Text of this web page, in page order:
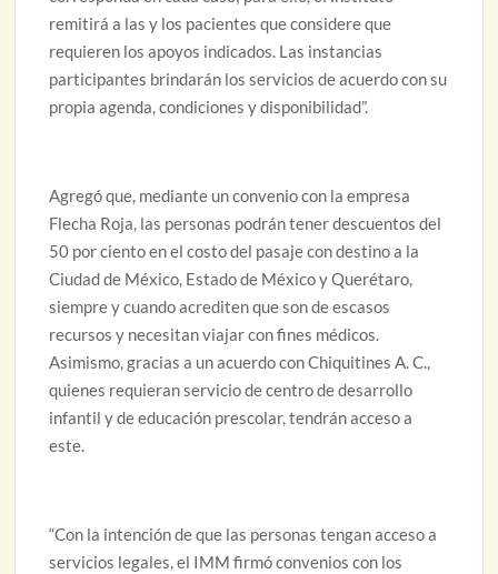
remitirá a las y los pacientes que considere que
requieren los apoyos indicados. Las instancias
participantes brindarán los servicios de acuerdo con su
propia agenda, condiciones y disponibilidad”.
Agregó que, mediante un convenio con la empresa
Flecha Roja, las personas podrán tener descuentos del
50 por ciento en el costo del pasaje con destino a la
Ciudad de México, Estado de México y Querétaro,
siempre y cuando acrediten que son de escasos
recursos y necesitan viajar con fines médicos.
Asimismo, gracias a un acuerdo con Chiquitines A. C.,
quienes requieran servicio de centro de desarrollo
infantil y de educación prescolar, tendrán acceso a
este.
“Con la intención de que las personas tengan acceso a
servicios legales, el IMM firmó convenios con los